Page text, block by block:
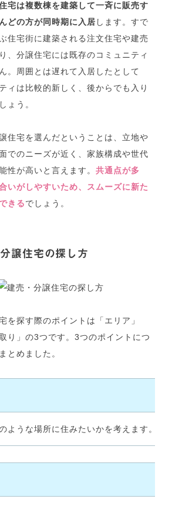
宅は複数棟を建築して一斉に販売す
どの方が同時期に入居 します。すで
住宅街に建築される注文住宅や建売
、分譲住宅には既存のコミュニティ
。周囲とは遅れて入居したとして
ィは比較的新しく、後からでも入り
ょう。
住宅を選んだということは、立地や
でのニーズが近く、家族構成や世代
性が高いと言えます。共通点が多
いがしやすいため、スムーズに新た
きるでしょう。
譲住宅の探し方
を探す際のポイントは「エリア」
り」の3つです。3つのポイントにつ
とめました。
ような場所に住みたいかを考えます。例